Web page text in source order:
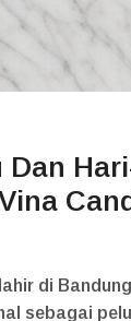
Dan
di
sebagai